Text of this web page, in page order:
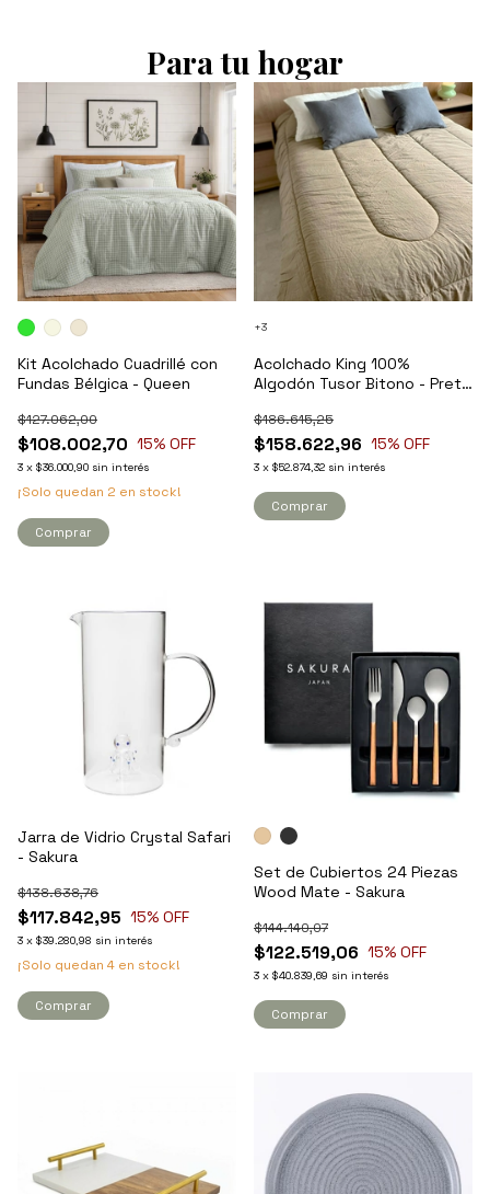
Para tu hogar
Kit Acolchado Cuadrillé con
Fundas Bélgica - Queen
$108.002,70
$127.062,00
15% OFF
3 x $36.000,90 sin interés
¡Solo quedan 2 en stock!
Comprar
Acolchado King 100%
Algodón Tusor Bitono - Pret
$158.622,96
$186.615,25
15% OFF
3 x $52.874,32 sin interés
+3
Comprar
Jarra de Vidrio Crystal Safari
- Sakura
$117.842,95
$138.638,76
15% OFF
3 x $39.280,98 sin interés
¡Solo quedan 4 en stock!
Comprar
Set de Cubiertos 24 Piezas
Wood Mate - Sakura
$122.519,06
$144.140,07
15% OFF
3 x $40.839,69 sin interés
Comprar